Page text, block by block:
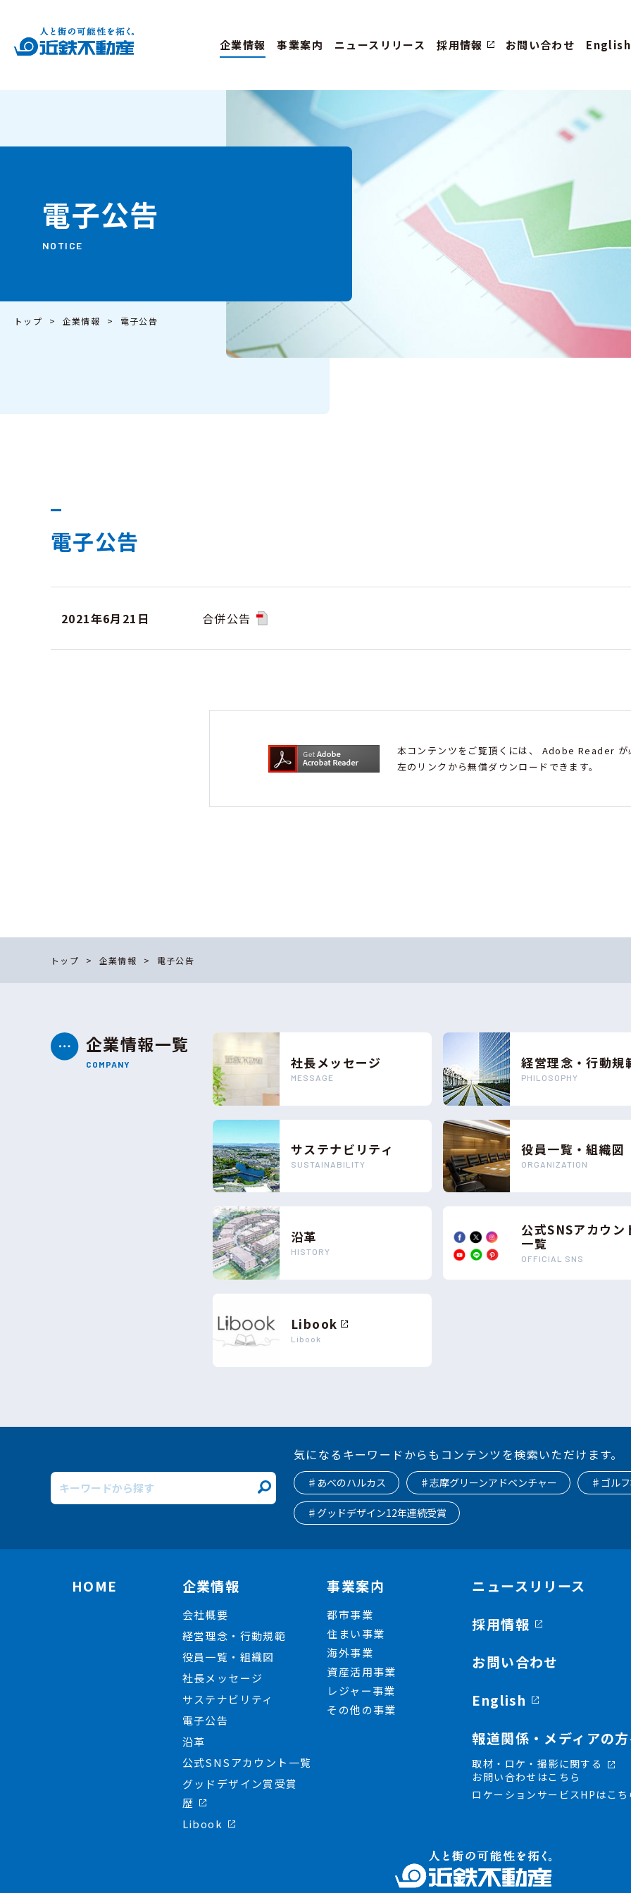
企業情報 事業案内 ニュースリリース 採用情報 お問い合わせ English
電子公告
NOTICE
トップ 企業情報 電子公告
電子公告
2021年6月21日 合併公告
本コンテンツをご覧頂くには、 Adobe Reader が
左のリンクから無償ダウンロードできます。
トップ 企業情報 電子公告
企業情報一覧
COMPANY 社長メッセージ
MESSAGE
経営理念・⾏動規
PHILOSOPHY
サステナビリティ
SUSTAINABILITY
役員⼀覧・組織図
ORGANIZATION
沿革
HISTORY
公式SNSアカウン
一覧
OFFICIAL SNS
Libook
Libook
気になるキーワードからもコンテンツを検索いただけます。
♯あべのハルカス ♯志摩グリーンアドベンチャー ♯ゴル
♯グッドデザイン12年連続受賞
HOME 企業情報
会社概要
経営理念・行動規範
役員一覧・組織図
社長メッセージ
サステナビリティ
電子公告
沿革
公式SNSアカウント一覧
グッドデザイン賞受賞
歴
Libook
事業案内
都市事業
住まい事業
海外事業
資産活用事業
レジャー事業
その他の事業
ニュースリリース
採用情報
お問い合わせ
English
報道関係・メディアの
取材・ロケ・撮影に関する
お問い合わせはこちら
ロケーションサービスHPはこち